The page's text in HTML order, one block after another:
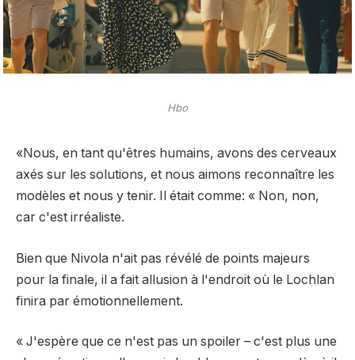
Hbo
«Nous, en tant qu'êtres humains, avons des cerveaux
axés sur les solutions, et nous aimons reconnaître les
modèles et nous y tenir. Il était comme: « Non, non,
car c'est irréaliste.
Bien que Nivola n'ait pas révélé de points majeurs
pour la finale, il a fait allusion à l'endroit où le Lochlan
finira par émotionnellement.
« J'espère que ce n'est pas un spoiler – c'est plus une